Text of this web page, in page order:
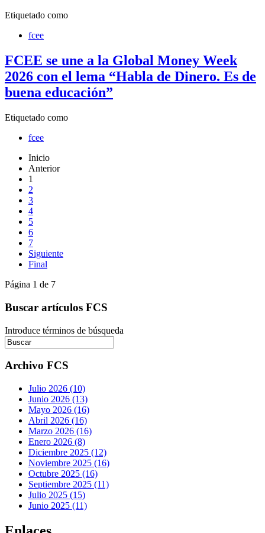
Etiquetado como
fcee
FCEE se une a la Global Money Week
2026 con el lema “Habla de Dinero. Es de
buena educación”
Etiquetado como
fcee
Inicio
Anterior
1
2
3
4
5
6
7
Siguiente
Final
Página 1 de 7
Buscar artículos FCS
Introduce términos de búsqueda
Archivo FCS
Julio 2026 (10)
Junio 2026 (13)
Mayo 2026 (16)
Abril 2026 (16)
Marzo 2026 (16)
Enero 2026 (8)
Diciembre 2025 (12)
Noviembre 2025 (16)
Octubre 2025 (16)
Septiembre 2025 (11)
Julio 2025 (15)
Junio 2025 (11)